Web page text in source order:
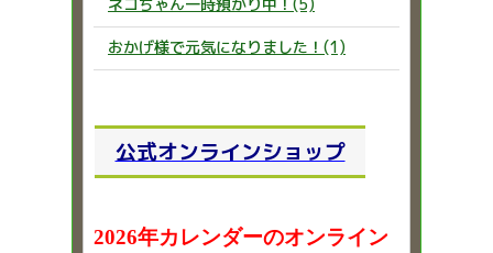
おかげ様で元気になりました！(1)
公式オンラインショップ
2026年カレンダーのオンライン